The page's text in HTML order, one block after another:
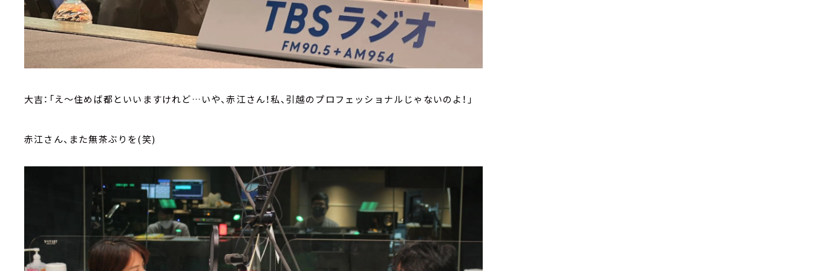
大吉：「え～住めば都といいますけれど…いや、赤江さん！私、引越のプロフェッショナルじゃないのよ！」
赤江さん、また無茶ぶりを(笑)